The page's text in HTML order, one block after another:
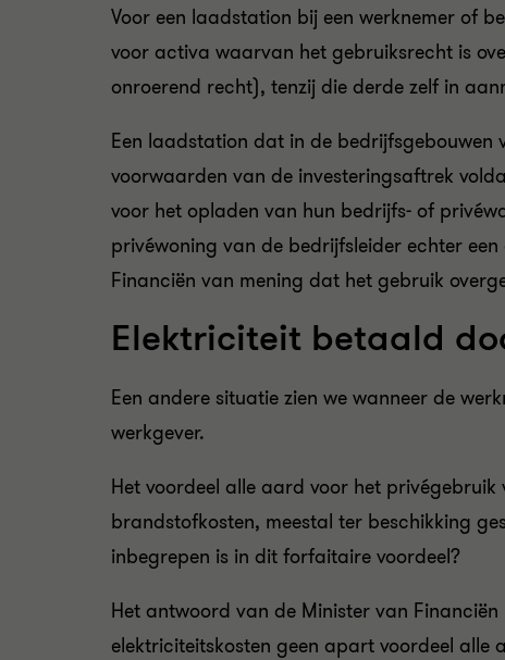
Voor een laadstation bij een werknemer of
voor activa waarvan het gebruiksrecht is
onroerend recht), tenzij die derde zelf in
Een laadstation dat in de
voorwaarden van de investeringsaftrek
voor het opladen van hun bedrijfs- of
privéwoning van de bedrijfsleider echter
Financiën van mening dat het gebruik
Elektriciteit betaald
Een andere situatie zien we wanneer de
werkgever.
Het voordeel alle aard voor het
brandstofkosten, meestal ter beschikking
inbegrepen is in dit forfaitaire voordeel?
Het antwoord van de Minister van
elektriciteitskosten geen apart voordeel